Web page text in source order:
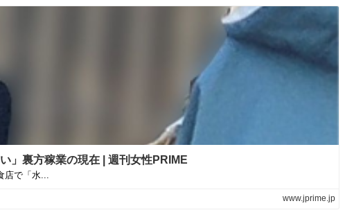
」裏方稼業の現在 | 週刊女性PRIME
店で「水...
www.jprime.jp